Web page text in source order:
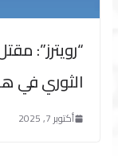
الثوري في
أكتوبر 7, 2025